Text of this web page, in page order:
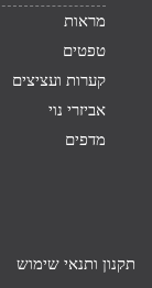
מראות
טפטים
קערות ועציצים
אביזרי נוי
מדפים
תקנון ותנאי שימוש